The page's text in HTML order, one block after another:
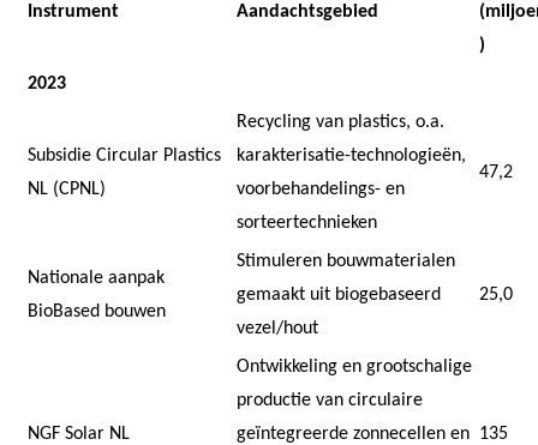
Instrument Aandachtsgebied
)
2023
Subsidie Circular Plastics
NL (CPNL)
Recycling van plastics, o.a.
karakterisatie-technologieën,
voorbehandelings- en
sorteertechnieken
47,2
Nationale aanpak
BioBased bouwen
Stimuleren bouwmaterialen
gemaakt uit biogebaseerd
vezel/hout
25,0
NGF Solar NL
Ontwikkeling en grootschalige
productie van circulaire
geïntegreerde zonnecellen en 135